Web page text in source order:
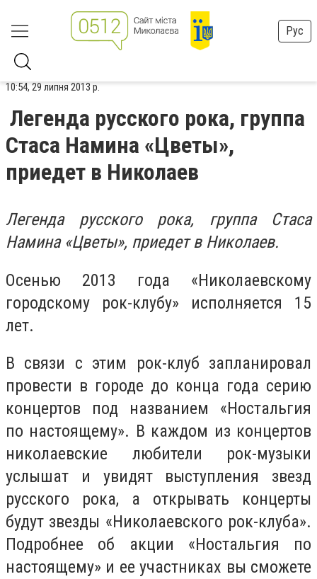
Рус
10:54, 29 липня 2013 р.
Легенда русского рока, группа
Стаса Намина «Цветы»,
приедет в Николаев
Легенда русского рока, группа Стаса
Намина «Цветы», приедет в Николаев.
Осенью 2013 года «Николаевскому
городскому рок-клубу» исполняется 15
лет.
В связи с этим рок-клуб запланировал
провести в городе до конца года серию
концертов под названием «Ностальгия
по настоящему». В каждом из концертов
николаевские любители рок-музыки
услышат и увидят выступления звезд
русского рока, а открывать концерты
будут звезды «Николаевского рок-клуба».
Подробнее об акции «Ностальгия по
настоящему» и ее участниках вы сможете